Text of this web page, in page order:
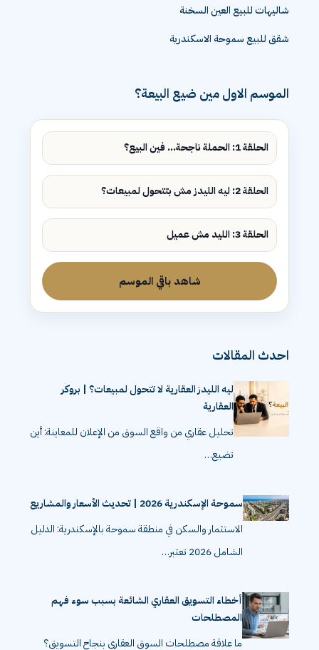
شاليهات للبيع العين السخنة
شقق للبيع سموحة الاسكندرية
الموسم الاول مين ضيع البيعة؟
الحلقة 1: الحملة ناجحة... فين البيع؟
الحلقة 2: ليه الليدز مش بتتحول لمبيعات؟
الحلقة 3: الليد مش عميل
شاهد باقي الموسم
احدث المقالات
ليه الليدز العقارية لا تتحول لمبيعات؟ | بروكر
العقارية
تحليل عقاري من واقع السوق من الإعلان للمعاينة: أين
تضيع…
سموحة الإسكندرية 2026 | تحديث الأسعار والمشاريع
الاستثمار والسكن في منطقة سموحة بالإسكندرية: الدليل
الشامل 2026 تعتبر…
أخطاء التسويق العقاري الشائعة بسبب سوء فهم
المصطلحات
ما علاقة مصطلحات السوق العقاري بنجاح التسويق؟